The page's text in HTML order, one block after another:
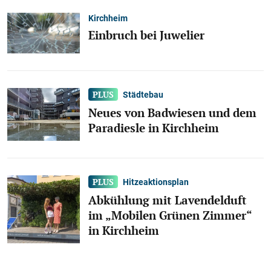
Kirchheim
Einbruch bei Juwelier
Städtebau
Neues von Badwiesen und dem
Paradiesle in Kirchheim
Hitzeaktionsplan
Abkühlung mit Lavendelduft
im „Mobilen Grünen Zimmer“
in Kirchheim